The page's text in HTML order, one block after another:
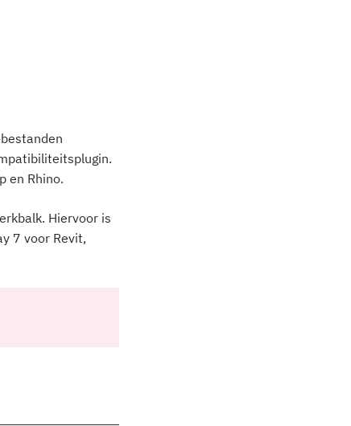
en Rhino.
Hiervoor is
7 voor Revit,